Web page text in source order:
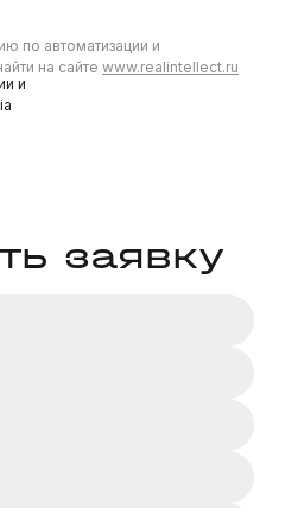
и
по автоматизации и
на сайте www.realintellect.ru
заявку